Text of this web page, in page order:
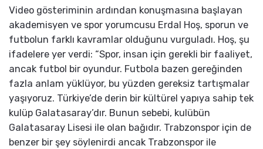
Video gösteriminin ardından konuşmasına başlayan
akademisyen ve spor yorumcusu Erdal Hoş, sporun ve
futbolun farklı kavramlar olduğunu vurguladı. Hoş, şu
ifadelere yer verdi: “Spor, insan için gerekli bir faaliyet,
ancak futbol bir oyundur. Futbola bazen gereğinden
fazla anlam yüklüyor, bu yüzden gereksiz tartışmalar
yaşıyoruz. Türkiye’de derin bir kültürel yapıya sahip tek
kulüp Galatasaray’dır. Bunun sebebi, kulübün
Galatasaray Lisesi ile olan bağıdır. Trabzonspor için de
benzer bir şey söylenirdi ancak Trabzonspor ile